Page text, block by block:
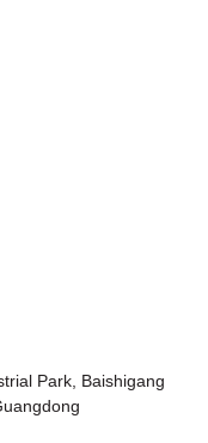
Park, Baishigang